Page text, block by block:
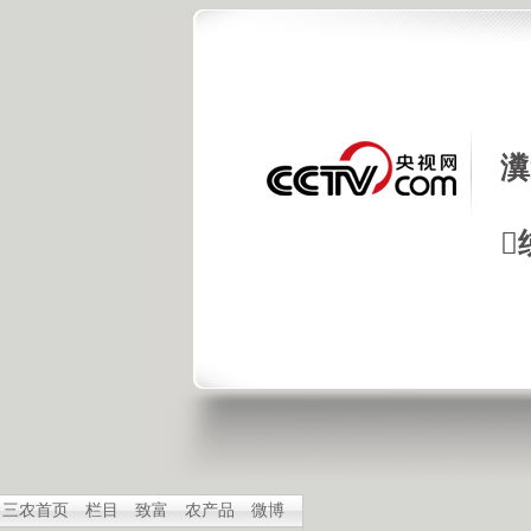

三农首页 栏目 致富 农产品 微博